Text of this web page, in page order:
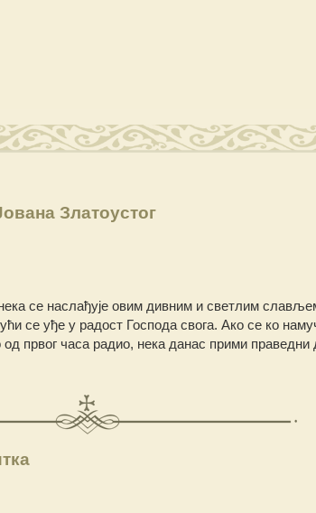
Златоустог
се наслађује овим дивним и светлим
се уђе у радост Господа свога. Ако се ко
првог часа радио, нека данас прими праведни